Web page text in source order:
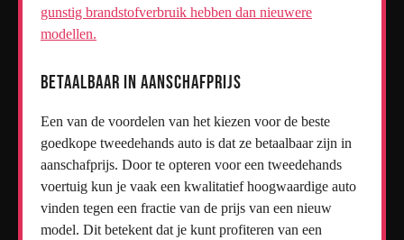
gunstig brandstofverbruik hebben dan nieuwere
modellen.
Betaalbaar in aanschafprijs
Een van de voordelen van het kiezen voor de beste
goedkope tweedehands auto is dat ze betaalbaar zijn in
aanschafprijs. Door te opteren voor een tweedehands
voertuig kun je vaak een kwalitatief hoogwaardige auto
vinden tegen een fractie van de prijs van een nieuw
model. Dit betekent dat je kunt profiteren van een